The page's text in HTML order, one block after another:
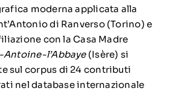
moderna applicata alla
di Ranverso (Torino) e
con la Casa Madre
l’Abbaye(Isère) si
sul corpus di 24 contributi
nel database internazionale